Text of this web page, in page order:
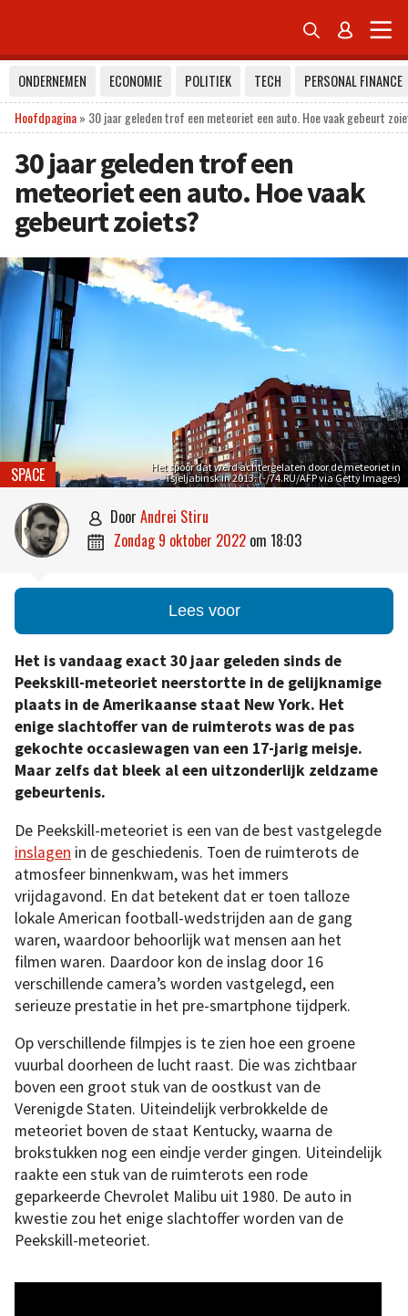
 
ONDERNEMEN ECONOMIE POLITIEK TECH
PERSONAL FINANCE
Hoofdpagina» 30 jaar geleden trof een meteoriet een auto. Hoe vaak gebeurt
30 jaar geleden trof een
meteoriet een auto. Hoe vaak
gebeurt zoiets?
Het spoor dat werd achtergelaten door de meteoriet in
Tsjeljabinsk in 2013. (-/74.RU/AFP via Getty Images)
SPACE
 door Andrei Stiru
 zondag 9 oktober 2022 om 18:03
Lees voor
Het is vandaag exact 30 jaar geleden sinds de
Peekskill-meteoriet neerstortte in de gelijknamige
plaats in de Amerikaanse staat New York. Het
enige slachtoffer van de ruimterots was de pas
gekochte occasiewagen van een 17-jarig meisje.
Maar zelfs dat bleek al een uitzonderlijk zeldzame
gebeurtenis.
De Peekskill-meteoriet is een van de best vastgelegde
inslagen in de geschiedenis. Toen de ruimterots de
atmosfeer binnenkwam, was het immers
vrijdagavond. En dat betekent dat er toen talloze
lokale American football-wedstrijden aan de gang
waren, waardoor behoorlijk wat mensen aan het
filmen waren. Daardoor kon de inslag door 16
verschillende camera’s worden vastgelegd, een
serieuze prestatie in het pre-smartphone tijdperk.
Op verschillende filmpjes is te zien hoe een groene
vuurbal doorheen de lucht raast. Die was zichtbaar
boven een groot stuk van de oostkust van de
Verenigde Staten. Uiteindelijk verbrokkelde de
meteoriet boven de staat Kentucky, waarna de
brokstukken nog een eindje verder gingen. Uiteindelijk
raakte een stuk van de ruimterots een rode
geparkeerde Chevrolet Malibu uit 1980. De auto in
kwestie zou het enige slachtoffer worden van de
Peekskill-meteoriet.